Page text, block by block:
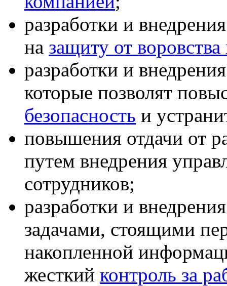
разработки и
на защиту от
разработки и
которые позволят
безопасность и
повышения отдачи от
путем внедрения
сотрудников;
разработки и
задачами, стоящими
накопленной
жесткий контроль за